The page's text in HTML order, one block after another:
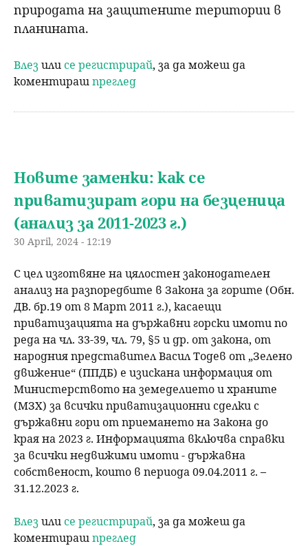
природата на защитените територии в
планината.
Влезили се регистрирай, за да можеш да
коментирашпреглед
Новите заменки: как се
приватизират гори на безценица
(анализ за 2011-2023 г.)
30 April, 2024 - 12:19
С цел изготвяне на цялостен законодателен
анализ на разпоредбите в Закона за горите (Обн.
ДВ. бр.19 от 8 Март 2011 г.), касаещи
приватизацията на държавни горски имоти по
реда на чл. 33-39, чл. 79, §5 и др. от закона, от
народния представител Васил Тодев от „Зелено
движение“ (ППДБ) е изискана информация от
Министерството на земеделието и храните
(МЗХ) за всички приватизационни сделки с
държавни гори от приемането на Закона до
края на 2023 г. Информацията включва справки
за всички недвижими имоти - държавна
собственост, които в периода 09.04.2011 г. –
31.12.2023 г.
Влезили се регистрирай, за да можеш да
коментирашпреглед